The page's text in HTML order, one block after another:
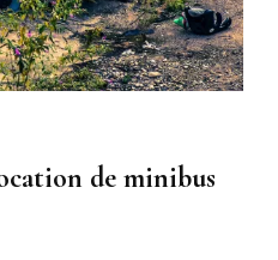
de minibus